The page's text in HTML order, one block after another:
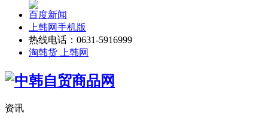
百度新闻
上韩网手机版
热线电话：0631-5916999
淘韩货 上韩网
资讯